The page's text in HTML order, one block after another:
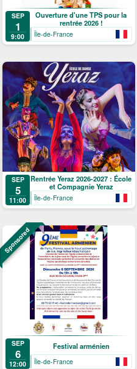
SEP
1
9:00
Ouverture d'une TPS pour la
rentrée 2026 !
Île-de-France
SEP
5
11:00
Rentrée Yeraz 2026-2027 : École
et Compagnie Yeraz
Île-de-France
Sponsored
SEP
6
12:00
Festival arménien
Île-de-France